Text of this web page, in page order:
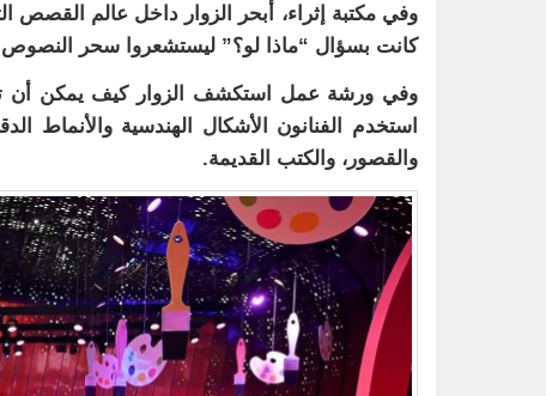
وفي مكتبة إثراء، أبحر الزوار داخل عالم القصص
كانت بسؤال “ماذا لو؟” ليستشعروا سحر النصوص
وفي ورشة عمل استكشف الزوار كيف يمكن أن
استخدم الفنانون الأشكال الهندسية والأنماط
والقصور، والكتب القديمة.